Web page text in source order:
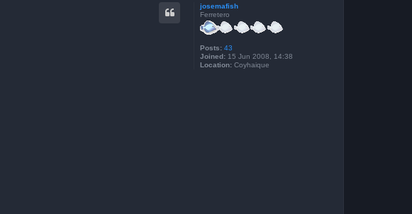
josemafish
Ferretero
Posts: 43
Joined: 15 Jun 2008, 14:38
Location: Coyhaique